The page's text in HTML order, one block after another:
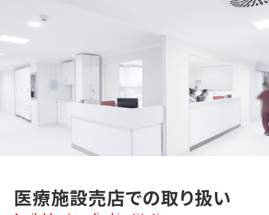
医療施設売店での取り扱い
Available at medical institutions